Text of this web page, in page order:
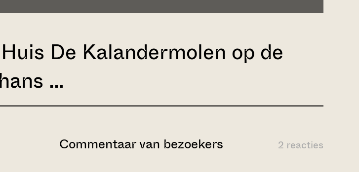
De Kalandermolen op de
…
2 reacties
Commentaar van bezoekers